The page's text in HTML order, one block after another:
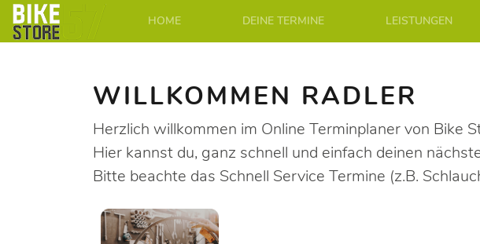
HOME DEINE TERMINE LEISTUNGEN
WILLKOMMEN RADLER
Herzlich willkommen im Online Terminplaner von Bike
Hier kannst du, ganz schnell und einfach deinen
Bitte beachte das Schnell Service Termine (z.B.